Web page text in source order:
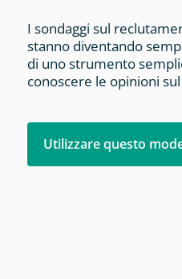
I sondaggi sul
stanno diventando
di uno strumento
conoscere le opinioni
Utilizzare questo